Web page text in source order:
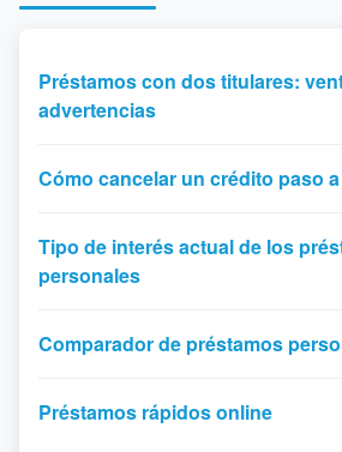
Préstamos con dos titulares:
advertencias
Cómo cancelar un crédito paso
Tipo de interés actual de los
personales
Comparador de préstamos
Préstamos rápidos online